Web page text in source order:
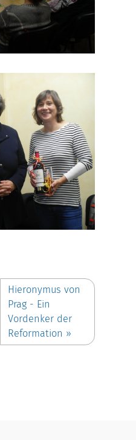
Hieronymus von
Prag - Ein
Vordenker der
Reformation »